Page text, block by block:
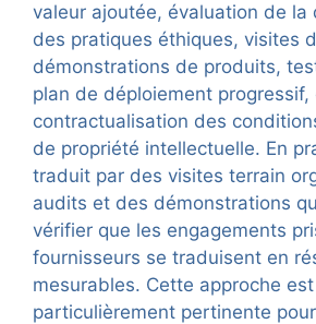
valeur ajoutée, évaluation de la
des pratiques éthiques, visites
démonstrations de produits,
plan de déploiement progressif,
contractualisation des
de propriété intellectuelle. En
traduit par des visites terrain
audits et des démonstrations
vérifier que les engagements
fournisseurs se traduisent en
mesurables. Cette approche est
particulièrement pertinente